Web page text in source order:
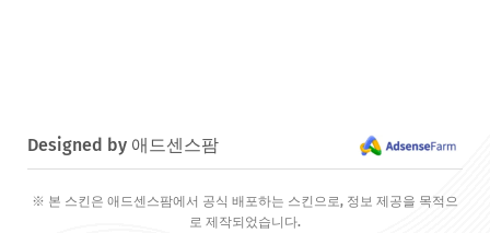
Designed by 애드센스팜
※ 본 스킨은 애드센스팜에서 공식 배포하는 스킨으로, 정보 제공을 목적으
로 제작되었습니다.